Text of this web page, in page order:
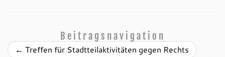
Beitragsnavigation
← Treffen für Stadtteilaktivitäten gegen Rechts